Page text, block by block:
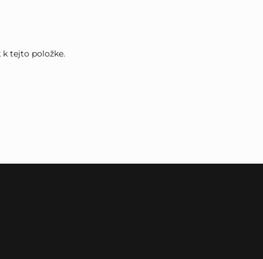
tejto položke.